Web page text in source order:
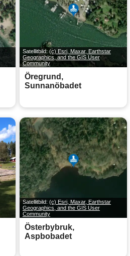
Satellitbild:(c) Esri, Maxar, Earthstar
Geographics, and the GIS User
Community
Öregrund,
Sunnanöbadet
Satellitbild: (c) Esri, Maxar, Earthstar
Geographics, and the GIS User
Community
Österbybruk,
Aspbobadet